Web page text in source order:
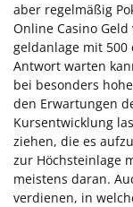
aber regelmäßig
Online Casino
geldanlage mit 500
Antwort warten
bei besonders
den Erwartungen
Kursentwicklung
ziehen, die es
zur Höchsteinlage
meistens daran.
verdienen, in